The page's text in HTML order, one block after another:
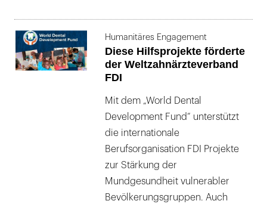
Humanitäres Engagement
Diese Hilfsprojekte förderte
der Weltzahnärzteverband
FDI
Mit dem „World Dental
Development Fund“ unterstützt
die internationale
Berufsorganisation FDI Projekte
zur Stärkung der
Mundgesundheit vulnerabler
Bevölkerungsgruppen. Auch